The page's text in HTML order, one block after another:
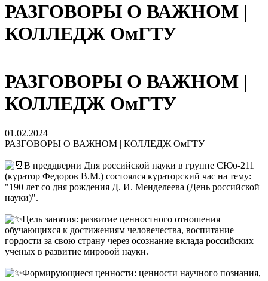
РАЗГОВОРЫ О ВАЖНОМ |
КОЛЛЕДЖ ОмГТУ
РАЗГОВОРЫ О ВАЖНОМ |
КОЛЛЕДЖ ОмГТУ
01.02.2024
РАЗГОВОРЫ О ВАЖНОМ | КОЛЛЕДЖ ОмГТУ
В преддверии Дня российской науки в группе СЮо-211
(куратор Федоров В.М.) состоялся кураторский час на тему:
"190 лет со дня рождения Д. И. Менделеева (День российской
науки)".
Цель занятия: развитие ценностного отношения
обучающихся к достижениям человечества, воспитание
гордости за свою страну через осознание вклада российских
ученых в развитие мировой науки.
Формирующиеся ценности: ценности научного познания,